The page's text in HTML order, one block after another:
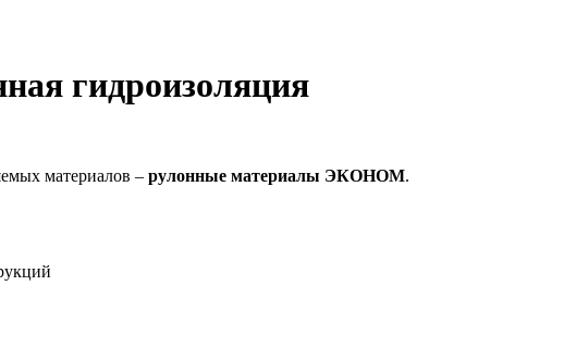
гидроизоляция
материалов – рулонные материалы ЭКОНОМ.